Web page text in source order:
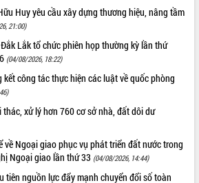
với tỉnh
y tế
nghiệm
cơ sở dữ
tạo (AI)
2026
Lắk
thứ
khơi
Huy yêu cầu xây dựng thương hiệu, nâng tầm
21:00)
Lắk tổ chức phiên họp thường kỳ lần thứ
(04/08/2026, 18:22)
công tác thực hiện các luật về quốc phòng
xử lý hơn 760 cơ sở nhà, đất dôi dư
về Ngoại giao phục vụ phát triển đất nước trong
Ngoại giao lần thứ 33 (04/08/2026, 14:44)
tiên nguồn lực đẩy mạnh chuyển đổi số toàn